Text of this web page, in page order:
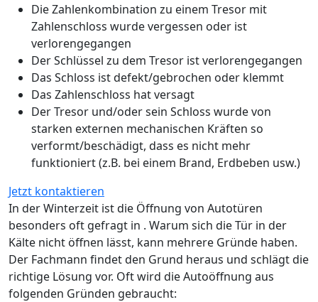
Die Zahlenkombination zu einem Tresor mit
Zahlenschloss wurde vergessen oder ist
verlorengegangen
Der Schlüssel zu dem Tresor ist verlorengegangen
Das Schloss ist defekt/gebrochen oder klemmt
Das Zahlenschloss hat versagt
Der Tresor und/oder sein Schloss wurde von
starken externen mechanischen Kräften so
verformt/beschädigt, dass es nicht mehr
funktioniert (z.B. bei einem Brand, Erdbeben usw.)
Jetzt kontaktieren
In der Winterzeit ist die Öffnung von Autotüren
besonders oft gefragt in . Warum sich die Tür in der
Kälte nicht öffnen lässt, kann mehrere Gründe haben.
Der Fachmann findet den Grund heraus und schlägt die
richtige Lösung vor. Oft wird die Autoöffnung aus
folgenden Gründen gebraucht: